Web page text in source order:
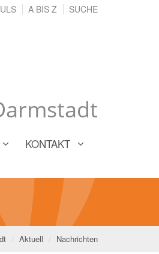
A BIS Z SUCHE
KONTAKT
Aktuell Nachrichten